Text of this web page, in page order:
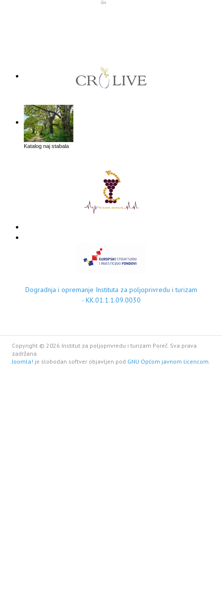
Katalog naj stabala
Dogradnja i opremanje Instituta za poljoprivredu i turizam
- KK.01.1.1.09.0030
Copyright © 2026 Institut za poljoprivredu i turizam Poreč. Sva prava
zadržana.
Joomla! je slobodan softver objavljen pod GNU Općom javnom licencom.